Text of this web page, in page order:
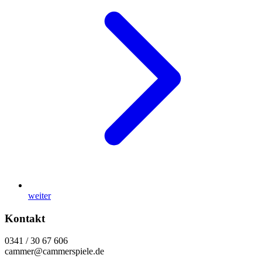
weiter
Kontakt
0341 / 30 67 606
cammer@cammerspiele.de